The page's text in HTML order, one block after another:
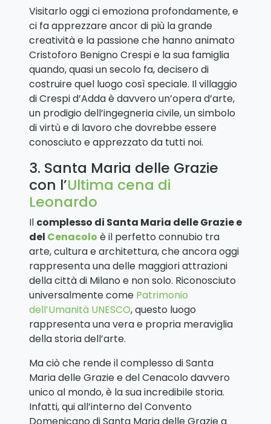
Visitarlo oggi ci emoziona profondamente, e
ci fa apprezzare ancor di più la grande
creatività e la passione che hanno animato
Cristoforo Benigno Crespi e la sua famiglia
quando, quasi un secolo fa, decisero di
costruire quel luogo così speciale. Il villaggio
di Crespi d’Adda è davvero un’opera d’arte,
un prodigio dell’ingegneria civile, un simbolo
di virtù e di lavoro che dovrebbe essere
conosciuto e apprezzato da tutti noi.
3. Santa Maria delle Grazie
con l’Ultima cena di
Leonardo
Il complesso di Santa Maria delle Grazie e
del Cenacolo è il perfetto connubio tra
arte, cultura e architettura, che ancora oggi
rappresenta una delle maggiori attrazioni
della città di Milano e non solo. Riconosciuto
universalmente come Patrimonio
dell’Umanità UNESCO, questo luogo
rappresenta una vera e propria meraviglia
della storia dell’arte.
Ma ciò che rende il complesso di Santa
Maria delle Grazie e del Cenacolo davvero
unico al mondo, è la sua incredibile storia.
Infatti, qui all’interno del Convento